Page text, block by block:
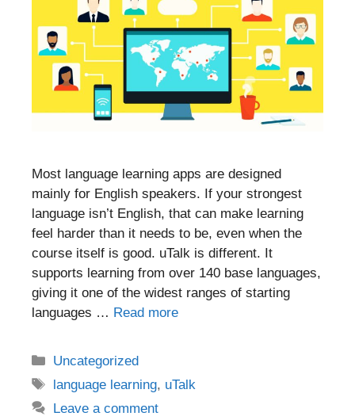
Most language learning apps are designed
mainly for English speakers. If your strongest
language isn’t English, that can make learning
feel harder than it needs to be, even when the
course itself is good. uTalk is different. It
supports learning from over 140 base languages,
giving it one of the widest ranges of starting
languages … Read more
Categories
Uncategorized
Tags
language learning, uTalk
Leave a comment